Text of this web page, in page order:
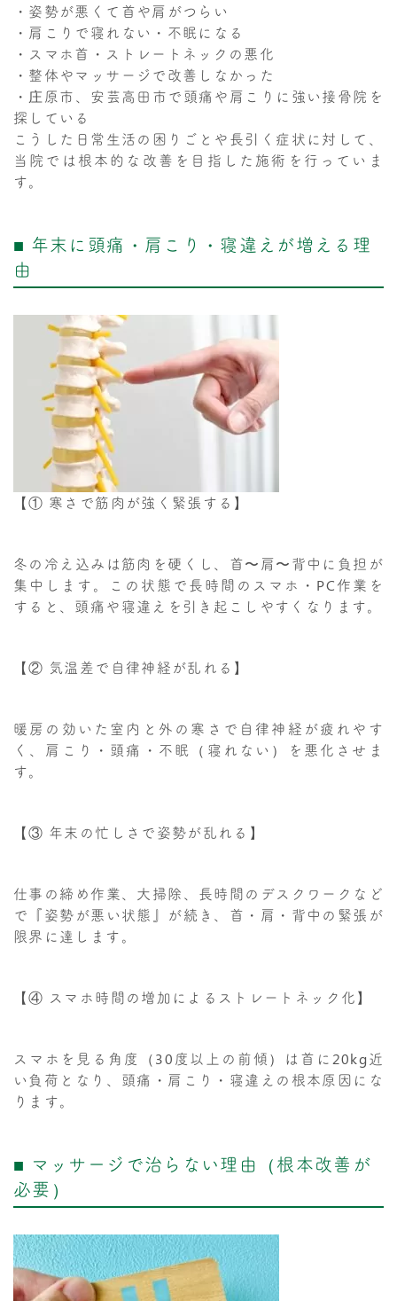
・姿勢が悪くて首や肩がつらい
・肩こりで寝れない・不眠になる
・スマホ首・ストレートネックの悪化
・整体やマッサージで改善しなかった
・庄原市、安芸高田市で頭痛や肩こりに強い接骨院を
探している
こうした日常生活の困りごとや長引く症状に対して、
当院では根本的な改善を目指した施術を行っていま
す。
■ 年末に頭痛・肩こり・寝違えが増える理
由
【① 寒さで筋肉が強く緊張する】
冬の冷え込みは筋肉を硬くし、首〜肩〜背中に負担が
集中します。この状態で長時間のスマホ・PC作業を
すると、頭痛や寝違えを引き起こしやすくなります。
【② 気温差で自律神経が乱れる】
暖房の効いた室内と外の寒さで自律神経が疲れやす
く、肩こり・頭痛・不眠（寝れない）を悪化させま
す。
【③ 年末の忙しさで姿勢が乱れる】
仕事の締め作業、大掃除、長時間のデスクワークなど
で『姿勢が悪い状態』が続き、首・肩・背中の緊張が
限界に達します。
【④ スマホ時間の増加によるストレートネック化】
スマホを見る角度（30度以上の前傾）は首に20kg近
い負荷となり、頭痛・肩こり・寝違えの根本原因にな
ります。
■ マッサージで治らない理由（根本改善が
必要）